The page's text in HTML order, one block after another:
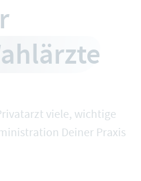
viele, wichtige
Deiner Praxis